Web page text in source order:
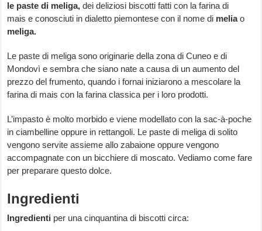
le paste di meliga, dei deliziosi biscotti fatti con la farina di
mais e conosciuti in dialetto piemontese con il nome di meliao
meliga.
Le paste di meliga sono originarie della zona di Cuneo e di
Mondovì e sembra che siano nate a causa di un aumento del
prezzo del frumento, quando i fornai iniziarono a mescolare la
farina di mais con la farina classica per i loro prodotti.
L’impasto è molto morbido e viene modellato con la sac-à-poche
in ciambelline oppure in rettangoli. Le paste di meliga di solito
vengono servite assieme allo zabaione oppure vengono
accompagnate con un bicchiere di moscato. Vediamo come fare
per preparare questo dolce.
Ingredienti
Ingredienti per una cinquantina di biscotti circa: